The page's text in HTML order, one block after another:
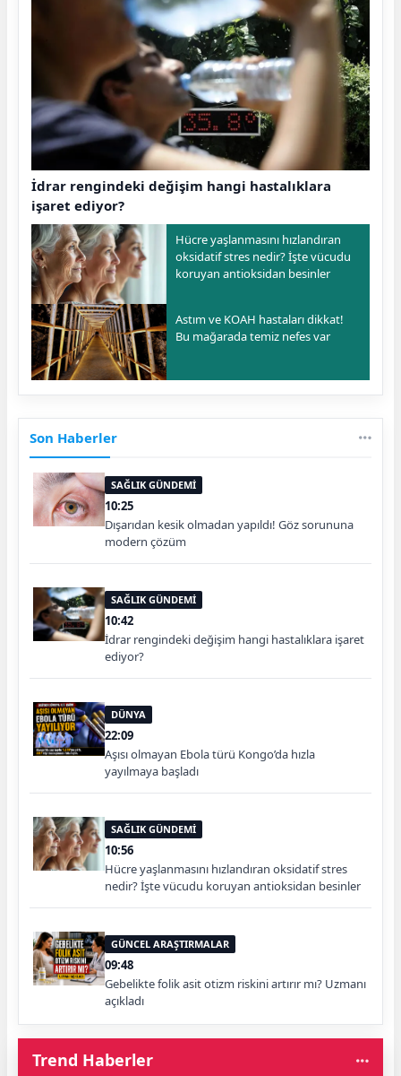
İdrar rengindeki değişim hangi hastalıklara
işaret ediyor?
Hücre yaşlanmasını hızlandıran
oksidatif stres nedir? İşte vücudu
koruyan antioksidan besinler
Astım ve KOAH hastaları dikkat!
Bu mağarada temiz nefes var
Son Haberler
SAĞLIK GÜNDEMİ
10:25
Dışarıdan kesik olmadan yapıldı! Göz sorununa
modern çözüm
SAĞLIK GÜNDEMİ
10:42
İdrar rengindeki değişim hangi hastalıklara işaret
ediyor?
DÜNYA
22:09
Aşısı olmayan Ebola türü Kongo’da hızla
yayılmaya başladı
SAĞLIK GÜNDEMİ
10:56
Hücre yaşlanmasını hızlandıran oksidatif stres
nedir? İşte vücudu koruyan antioksidan besinler
GÜNCEL ARAŞTIRMALAR
09:48
Gebelikte folik asit otizm riskini artırır mı? Uzmanı
açıkladı
Trend Haberler